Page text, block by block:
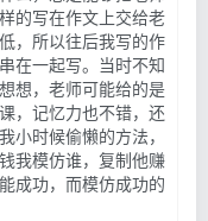
的写在作文上交给老
，所以往后我写的作
在一起写。当时不知
想，老师可能给的是
，记忆力也不错，还
小时候偷懒的方法，
我模仿谁，复制他赚
成功，而模仿成功的